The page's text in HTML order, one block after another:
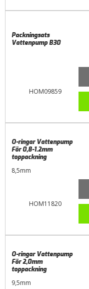
HOM09859
Packningsats
Vattenpump B30
HOM11820
O-ringar Vattenpump
För 0,8-1.2mm
toppackning
8,5mm
O-ringar Vattenpump
För 2,0mm
toppackning
9,5mm